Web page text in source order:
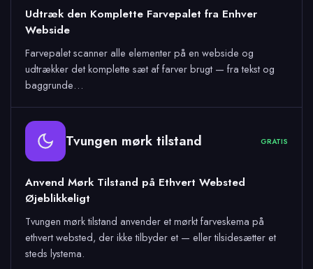
Udtræk den Komplette Farvepalet fra Enhver
Webside
Farvepalet scanner alle elementer på en webside og
udtrækker det komplette sæt af farver brugt — fra tekst og
baggrunde…
Tvungen mørk tilstand GRATIS
Anvend Mørk Tilstand på Ethvert Websted
Øjeblikkeligt
Tvungen mørk tilstand anvender et mørkt farveskema på
ethvert websted, der ikke tilbyder et — eller tilsidesætter et
steds lystema.